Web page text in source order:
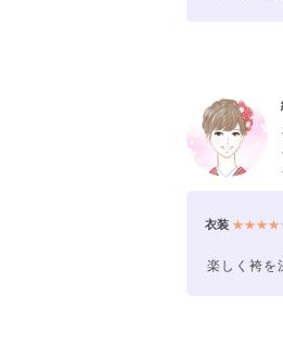
衣装
楽しく袴を